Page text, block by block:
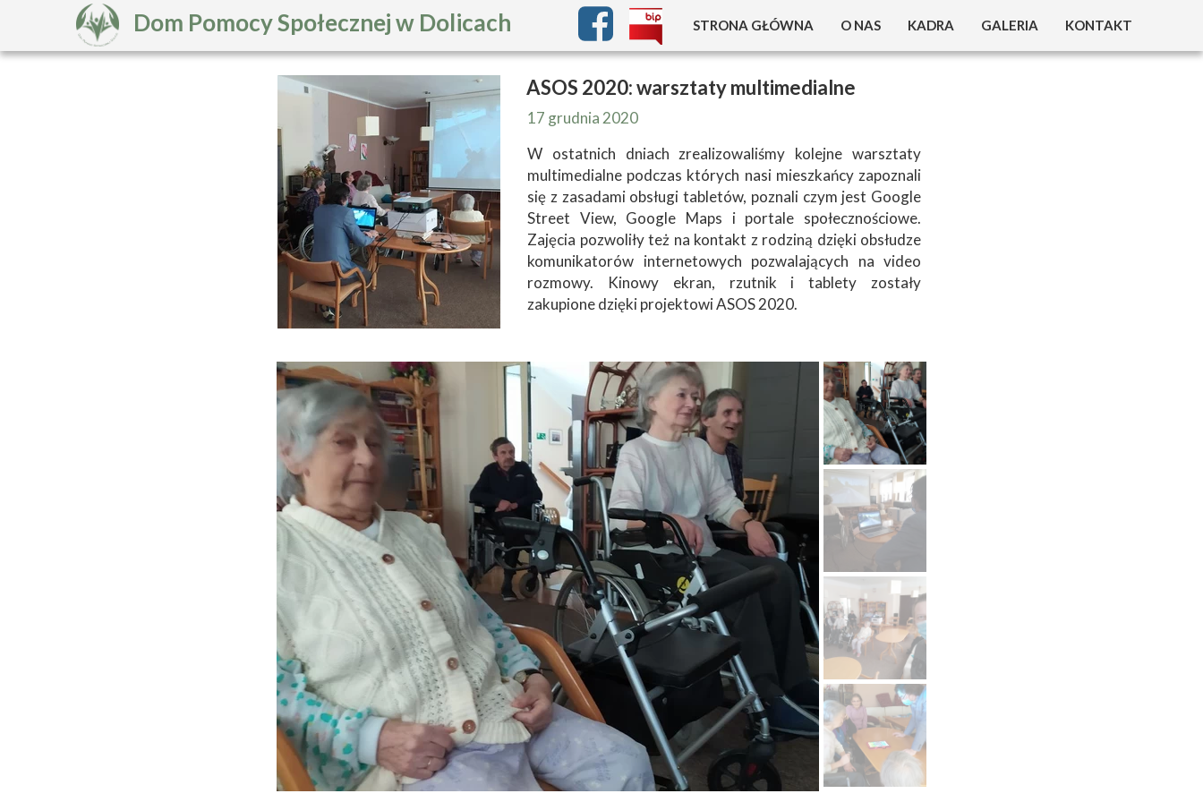
STRONA GŁÓWNA
CO NOWEGO W DPS ?
INFORMACJE O DOMU
KOSZT UTRZYMANIA
PANDEMIA COVID 19
O NAS
25 LAT DPS
KADRA GALERIA KONTAKT
Dom Pomocy Społecznej w Dolicach
17 grudnia 2020
W ostatnich dniach zrealizowaliśmy kolejne warsztaty
multimedialne podczas których nasi mieszkańcy zapoznali
się z zasadami obsługi tabletów, poznali czym jest Google
Street View, Google Maps i portale społecznościowe.
Zajęcia pozwoliły też na kontakt z rodziną dzięki obsłudze
komunikatorów internetowych pozwalających na video
rozmowy. Kinowy ekran, rzutnik i tablety zostały
zakupione dzięki projektowi ASOS 2020.
ASOS 2020: warsztaty multimedialne